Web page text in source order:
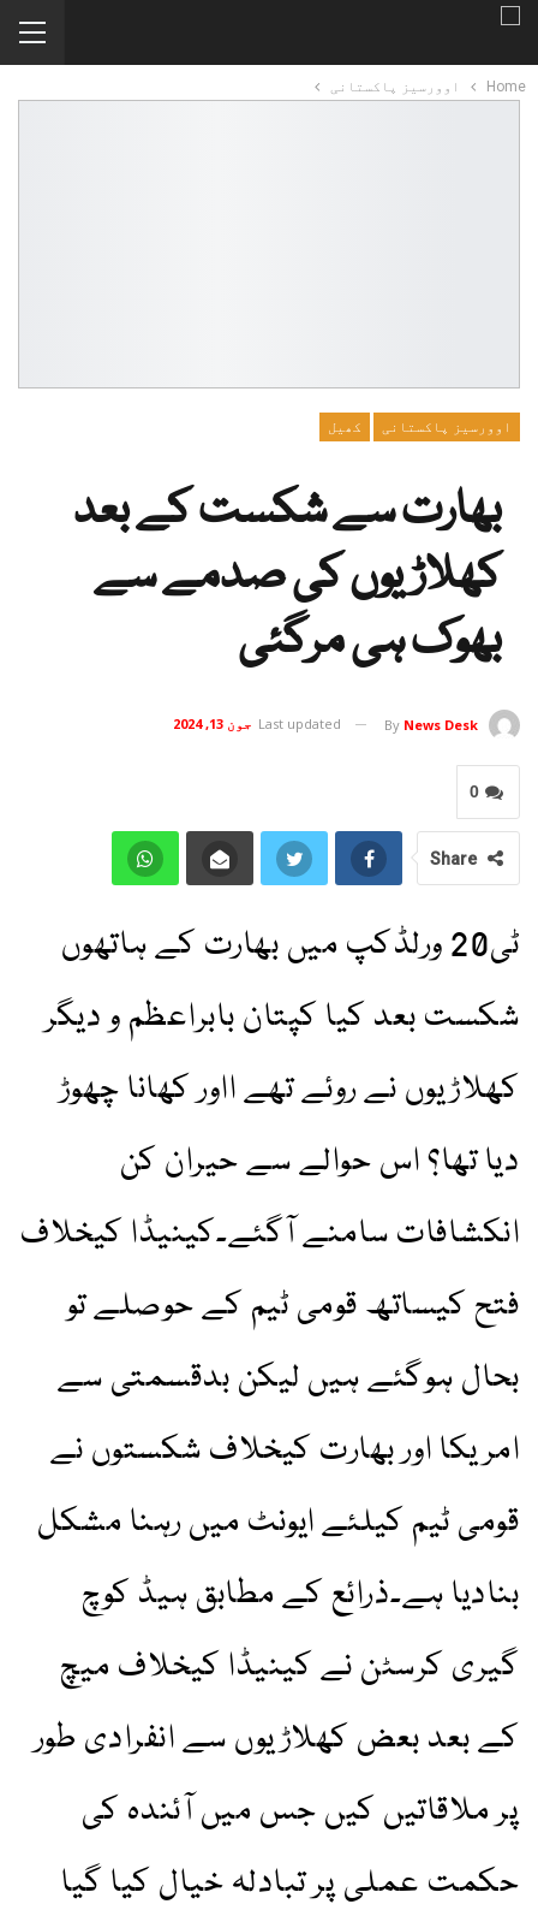
Home اوورسیز پاکستانی
اوورسیز پاکستانی کھیل
بھارت سے شکست کے بعد
کھلاڑیوں کی صدمے سے
بھوک ہی مرگئی
By News Desk
Last updated جون 13, 2024
0
Share
ٹی20 ورلڈکپ میں بھارت کے ہاتھوں
شکست بعد کیا کپتان بابراعظم و دیگر
کھلاڑیوں نے روئے تھے ااور کھانا چھوڑ
دیا تھا؟ اس حوالے سے حیران کن
انکشافات سامنے آگئے۔کینیڈا کیخلاف
فتح کیساتھ قومی ٹیم کے حوصلے تو
بحال ہوگئے ہیں لیکن بدقسمتی سے
امریکا اور بھارت کیخلاف شکستوں نے
قومی ٹیم کیلئے ایونٹ میں رہنا مشکل
بنادیا ہے۔ذرائع کے مطابق ہیڈ کوچ
گیری کرسٹن نے کینیڈا کیخلاف میچ
کے بعد بعض کھلاڑیوں سے انفرادی طور
پر ملاقاتیں کیں جس میں آئندہ کی
حکمت عملی پر تبادلہ خیال کیا گیا